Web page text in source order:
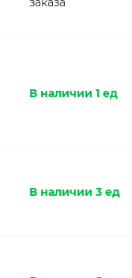
В наличии 1 ед
В наличии 3 ед